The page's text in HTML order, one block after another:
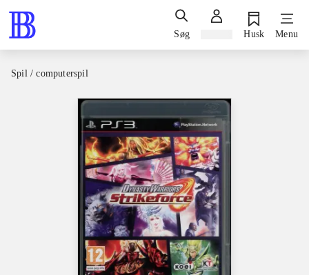
Søg Husk Menu
Spil / computerspil